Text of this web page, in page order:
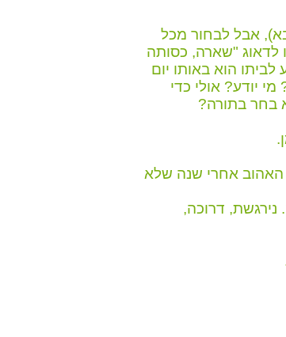
אבל לבחור מכל
לדאוג "שארה, כסותה
הוא באותו יום
יודע? אולי כדי
בחר בתורה?
האהוב אחרי שנה שלא
דרוכה,